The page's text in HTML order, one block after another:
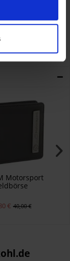
Motorsport
€ 40,00 €